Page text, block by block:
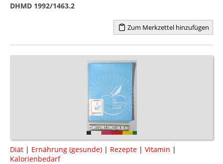
DHMD 1992/1463.2
Zum Merkzettel hinzufügen
Diät | Ernährung (gesunde) | Rezepte | Vitamin |
Kalorienbedarf